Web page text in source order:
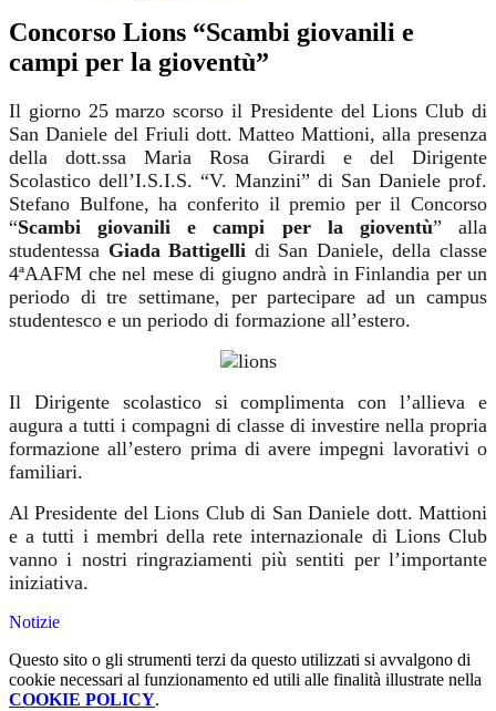
Concorso Lions “Scambi giovanili e
campi per la gioventù”
Il giorno 25 marzo scorso il Presidente del Lions Club di
San Daniele del Friuli dott. Matteo Mattioni, alla presenza
della dott.ssa Maria Rosa Girardi e del Dirigente
Scolastico dell’I.S.I.S. “V. Manzini” di San Daniele prof.
Stefano Bulfone, ha conferito il premio per il Concorso
“Scambi giovanili e campi per la gioventù” alla
studentessa Giada Battigelli di San Daniele, della classe
4ªAAFM che nel mese di giugno andrà in Finlandia per un
periodo di tre settimane, per partecipare ad un campus
studentesco e un periodo di formazione all’estero.
Il Dirigente scolastico si complimenta con l’allieva e
augura a tutti i compagni di classe di investire nella propria
formazione all’estero prima di avere impegni lavorativi o
familiari.
Al Presidente del Lions Club di San Daniele dott. Mattioni
e a tutti i membri della rete internazionale di Lions Club
vanno i nostri ringraziamenti più sentiti per l’importante
iniziativa.
Notizie
Questo sito o gli strumenti terzi da questo utilizzati si avvalgono di
cookie necessari al funzionamento ed utili alle finalità illustrate nella
COOKIE POLICY.